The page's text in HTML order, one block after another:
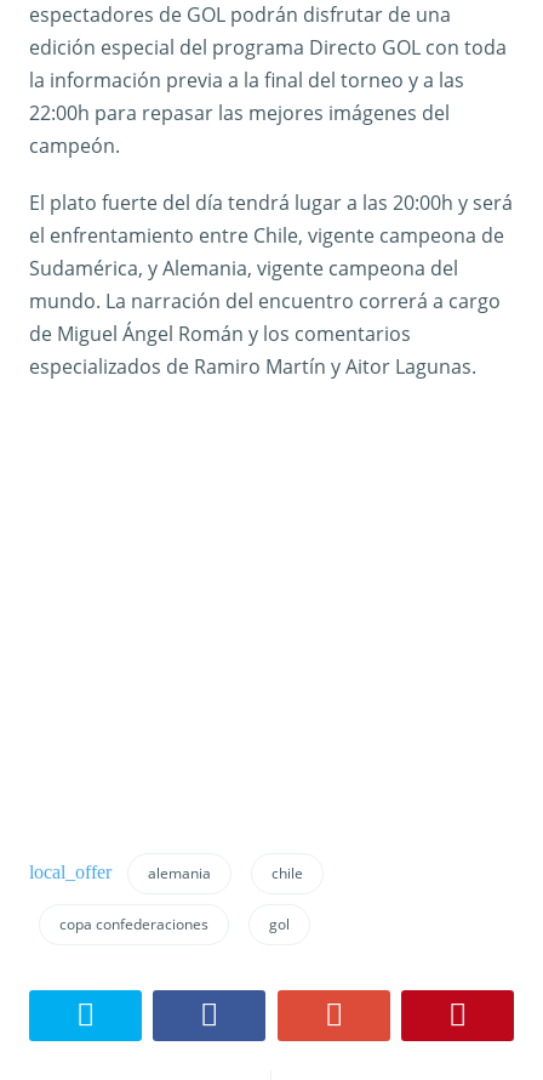
espectadores de GOL podrán disfrutar de una
edición especial del programa Directo GOL con toda
la información previa a la final del torneo y a las
22:00h para repasar las mejores imágenes del
campeón.
El plato fuerte del día tendrá lugar a las 20:00h y será
el enfrentamiento entre Chile, vigente campeona de
Sudamérica, y Alemania, vigente campeona del
mundo. La narración del encuentro correrá a cargo
de Miguel Ángel Román y los comentarios
especializados de Ramiro Martín y Aitor Lagunas.
alemania chile
copa confederaciones gol